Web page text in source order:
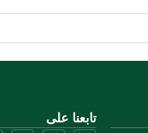
تابعنا على